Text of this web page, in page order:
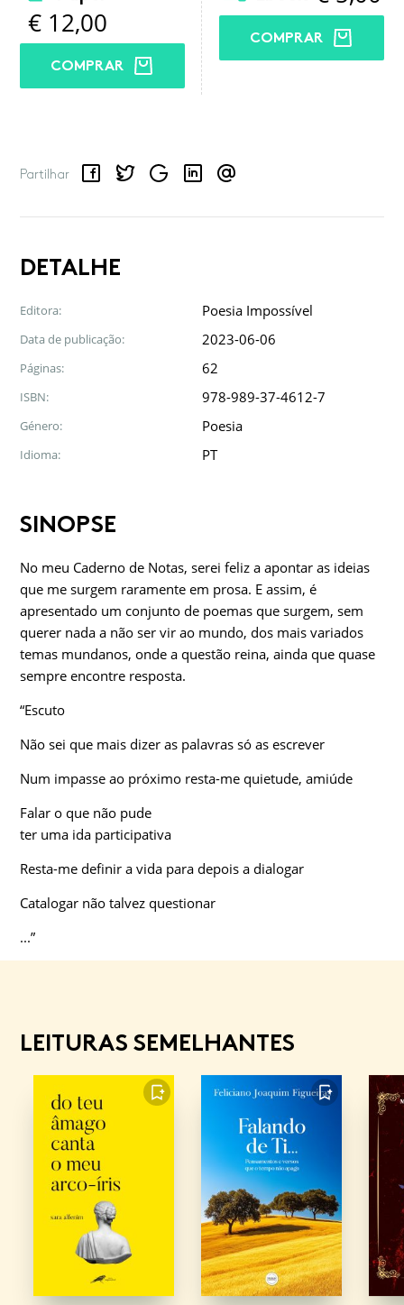
€ 12,00
COMPRAR
COMPRAR
Partilhar
FacebookTwitterGoogle LinkedInEmail
DETALHE
Editora: Poesia Impossível
Data de publicação: 2023-06-06
Páginas: 62
ISBN: 978-989-37-4612-7
Género: Poesia
Idioma: PT
SINOPSE
No meu Caderno de Notas, serei feliz a apontar as ideias
que me surgem raramente em prosa. E assim, é
apresentado um conjunto de poemas que surgem, sem
querer nada a não ser vir ao mundo, dos mais variados
temas mundanos, onde a questão reina, ainda que quase
sempre encontre resposta.
“Escuto
Não sei que mais dizer as palavras só as escrever
Num impasse ao próximo resta-me quietude, amiúde
Falar o que não pude
ter uma ida participativa
Resta-me definir a vida para depois a dialogar
Catalogar não talvez questionar
...”
LEITURAS SEMELHANTES
FAVORITO FAVORITO